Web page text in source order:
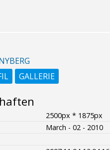
GALLERIE
2500px * 1875px
March - 02 - 2010